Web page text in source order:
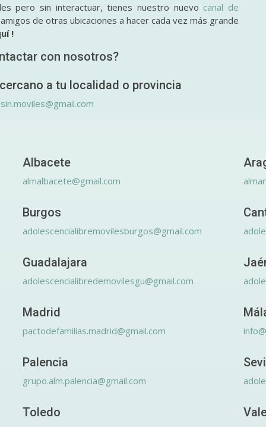
pero sin interactuar, tienes nuestro nuevo canal de
de otras ubicaciones a hacer cada vez más grande
!
con nosotros?
a tu localidad o provincia
Albacete
almalbacete@gmail.com
Burgos
adolescencialibremovilesburgos@gmail.com
Guadalajara
adolescencialibredemovilesgu@gmail.com
Madrid
pactodefamilias.madrid@gmail.com
Palencia
grupo.alm.palencia@gmail.com
Toledo